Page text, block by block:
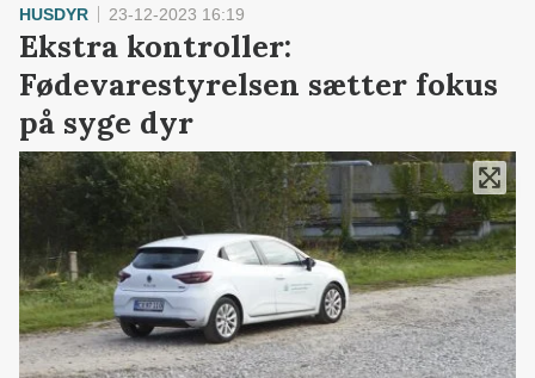
HUSDYR 23-12-2023 16:19
Ekstra kontroller:
Fødevarestyrelsen sætter fokus
på syge dyr